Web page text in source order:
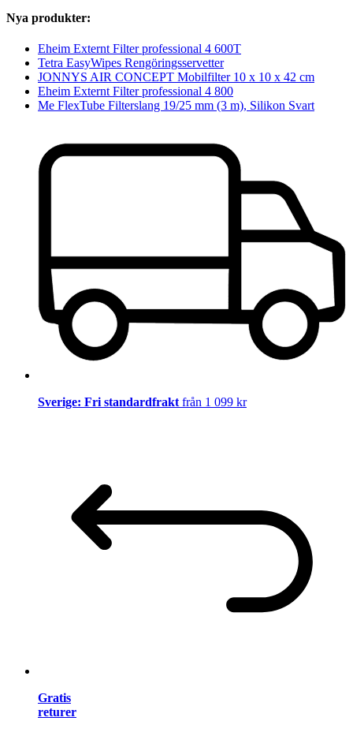
Nya produkter:
Eheim Externt Filter professional 4 600T
Tetra EasyWipes Rengöringsservetter
JONNYS AIR CONCEPT Mobilfilter 10 x 10 x 42 cm
Eheim Externt Filter professional 4 800
Me FlexTube Filterslang 19/25 mm (3 m), Silikon Svart
Sverige: Fri standardfrakt från 1 099 kr
Gratis
returer